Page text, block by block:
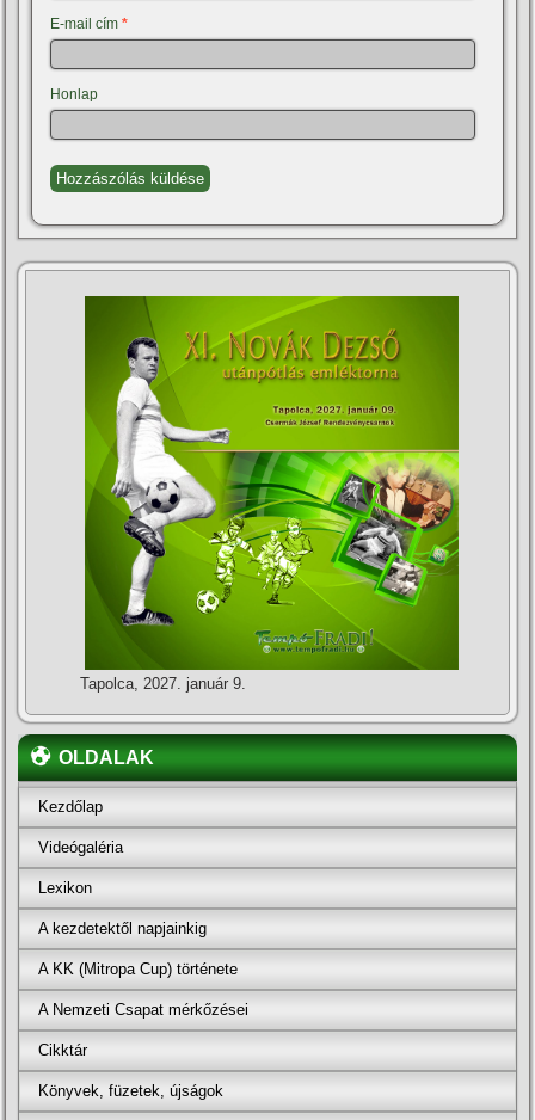
E-mail cím*
Honlap
Tapolca, 2027. január 9.
OLDALAK
Kezdőlap
Videógaléria
Lexikon
A kezdetektől napjainkig
A KK (Mitropa Cup) története
A Nemzeti Csapat mérkőzései
Cikktár
Könyvek, füzetek, újságok